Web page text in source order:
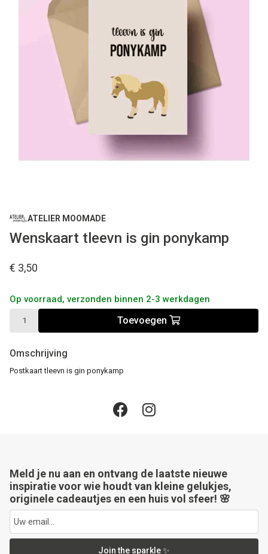
ATELIER MOOMADE
Wenskaart tleevn is gin ponykamp
€ 3,50
Op voorraad, verzonden binnen 2-3 werkdagen
Toevoegen
Omschrijving
Postkaart tleevn is gin ponykamp
Meld je nu aan en ontvang de laatste nieuwe
inspiratie voor wie houdt van kleine gelukjes,
originele cadeautjes en een huis vol sfeer! 🌸
Join the sparkle ✨